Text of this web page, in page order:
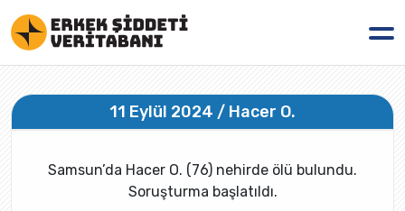
11 Eylül 2024 / Hacer O.
Samsun’da Hacer O. (76) nehirde ölü bulundu.
Soruşturma başlatıldı.